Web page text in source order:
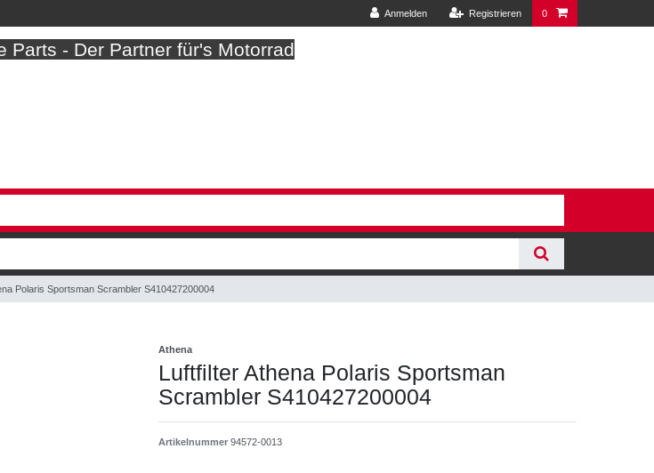
Anmelden Registrieren 0
Parts - Der Partner für's Motorrad
Polaris Sportsman Scrambler S410427200004
Athena
Luftfilter Athena Polaris Sportsman
Scrambler S410427200004
Artikelnummer 94572-0013